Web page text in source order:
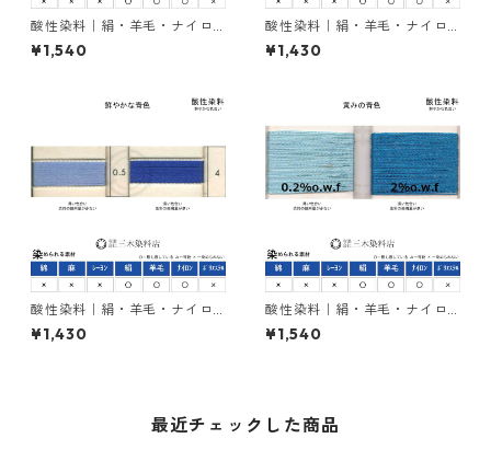
酸性染料｜絹・羊毛・ナイロ
ンを染める｜20g｜カヤノー
ルミーリングブルーGW（緑み
¥1,540
酸性染料｜絹・羊毛・ナイロ
ンを染める｜20g｜カヤノー
ルミーリングターキスブルー
¥1,430
酸性染料｜絹・羊毛・ナイロ
ンを染める｜20g｜アンスラ
センブルーFBR（鮮やかな青
¥1,430
酸性染料｜絹・羊毛・ナイロ
ンを染める｜20g｜カヤノー
ルブルーN2G（黄みの青色）
¥1,540
最近チェックした商品